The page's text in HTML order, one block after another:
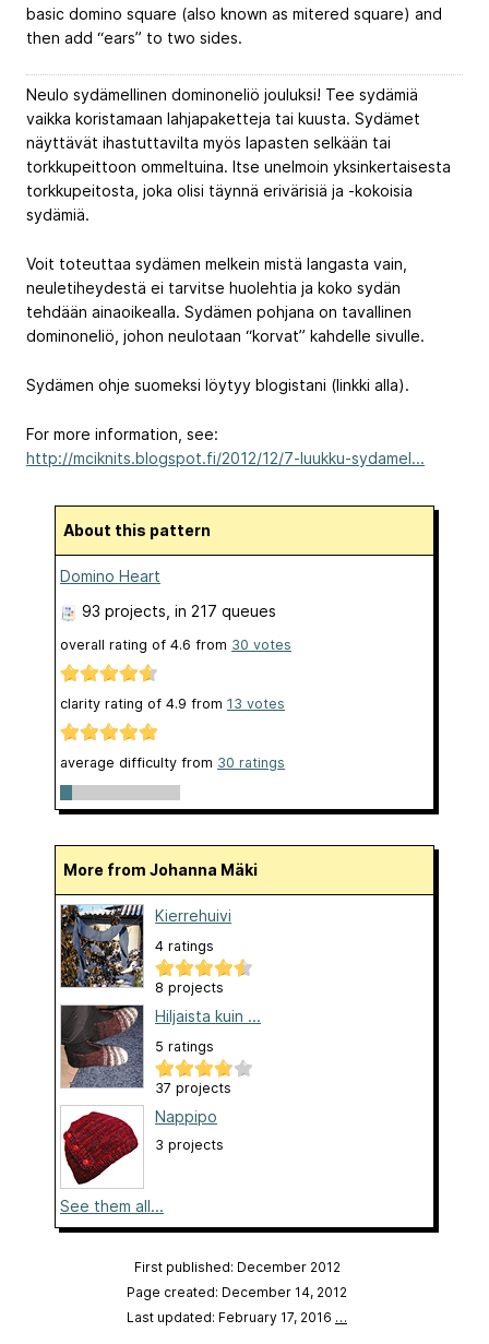
basic domino square (also known as mitered square) and
then add “ears” to two sides.
Neulo sydämellinen dominoneliö jouluksi! Tee sydämiä
vaikka koristamaan lahjapaketteja tai kuusta. Sydämet
näyttävät ihastuttavilta myös lapasten selkään tai
torkkupeittoon ommeltuina. Itse unelmoin yksinkertaisesta
torkkupeitosta, joka olisi täynnä erivärisiä ja -kokoisia
sydämiä.
Voit toteuttaa sydämen melkein mistä langasta vain,
neuletiheydestä ei tarvitse huolehtia ja koko sydän
tehdään ainaoikealla. Sydämen pohjana on tavallinen
dominoneliö, johon neulotaan “korvat” kahdelle sivulle.
Sydämen ohje suomeksi löytyy blogistani (linkki alla).
For more information, see:
http://mciknits.blogspot.fi/2012/12/7-luukku-sydamel...
About this pattern
Domino Heart
93 projects , in 217 queues
overall rating of 4.6 from 30 votes
clarity rating of 4.9 from 13 votes
average difficulty from 30 ratings
More from Johanna Mäki
Kierrehuivi
4 ratings
8 projects
Hiljaista kuin ...
5 ratings
37 projects
Nappipo
3 projects
See them all...
First published: December 2012
Page created: December 14, 2012
Last updated: February 17, 2016 …